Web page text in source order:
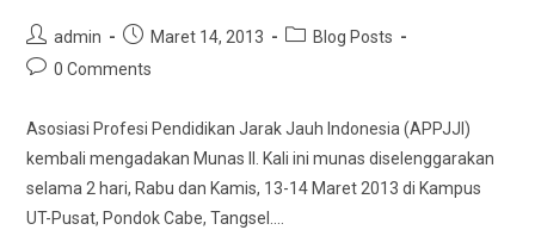
admin Maret 14, 2013
Blog Posts
0 Comments
Asosiasi Profesi Pendidikan Jarak Jauh Indonesia (APPJJI)
kembali mengadakan Munas II. Kali ini munas diselenggarakan
selama 2 hari, Rabu dan Kamis, 13-14 Maret 2013 di Kampus
UT-Pusat, Pondok Cabe, Tangsel.…